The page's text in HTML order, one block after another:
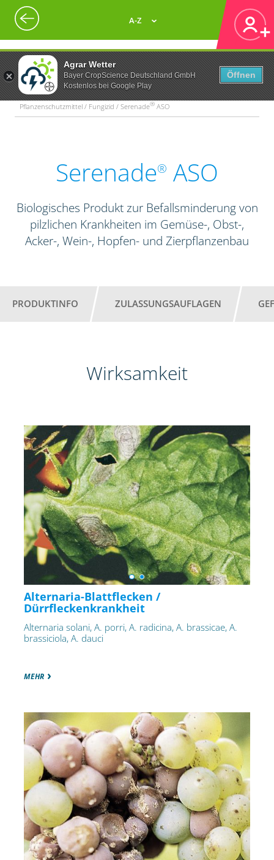
Agrar Wetter
Bayer CropScience Deutschland GmbH
Kostenlos bei Google Play
Öffnen
A-Z
Pflanzenschutzmittel / Fungizid / Serenade® ASO
Serenade® ASO
Biologisches Produkt zur Befallsminderung von
pilzlichen Krankheiten im Gemüse-, Obst-,
Acker-, Wein-, Hopfen- und Zierpflanzenbau
PRODUKTINFO ZULASSUNGSAUFLAGEN
Wirksamkeit
Alternaria-Blattflecken /
Dürrfleckenkrankheit
Alternaria solani, A. porri, A. radicina, A. brassicae, A.
brassiciola, A. dauci
MEHR